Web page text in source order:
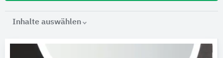
Inhalte auswählen